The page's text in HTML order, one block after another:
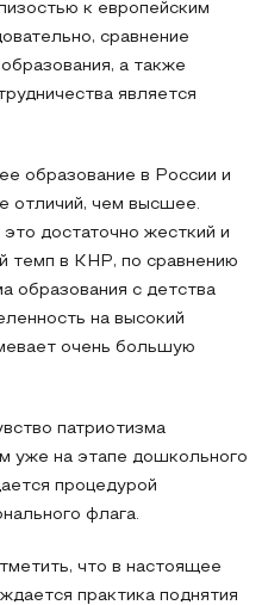
к европейским
сравнение
а также
является
образование в России и
отличий, чем высшее.
достаточно жесткий и
темп в КНР, по сравнению
образования с детства
на высокий
очень большую
патриотизма
уже на этапе дошкольного
процедурой
флага.
что в настоящее
практика поднятия